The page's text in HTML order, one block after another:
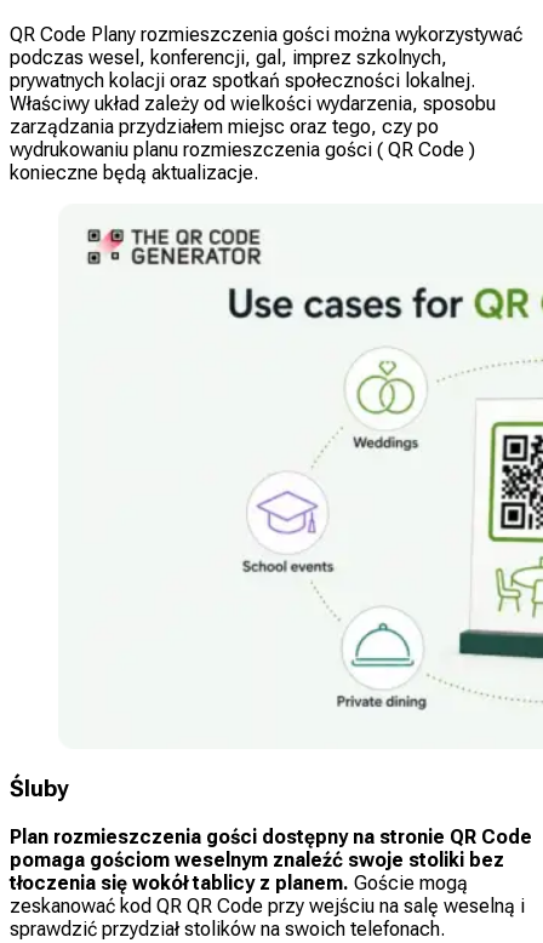
QR Code Plany rozmieszczenia gości można wykorzystywać
podczas wesel, konferencji, gal, imprez szkolnych,
prywatnych kolacji oraz spotkań społeczności lokalnej.
Właściwy układ zależy od wielkości wydarzenia, sposobu
zarządzania przydziałem miejsc oraz tego, czy po
wydrukowaniu planu rozmieszczenia gości ( QR Code )
konieczne będą aktualizacje.
Śluby
Plan rozmieszczenia gości dostępny na stronie QR Code
pomaga gościom weselnym znaleźć swoje stoliki bez
tłoczenia się wokół tablicy z planem. Goście mogą
zeskanować kod QR QR Code przy wejściu na salę weselną i
sprawdzić przydział stolików na swoich telefonach.